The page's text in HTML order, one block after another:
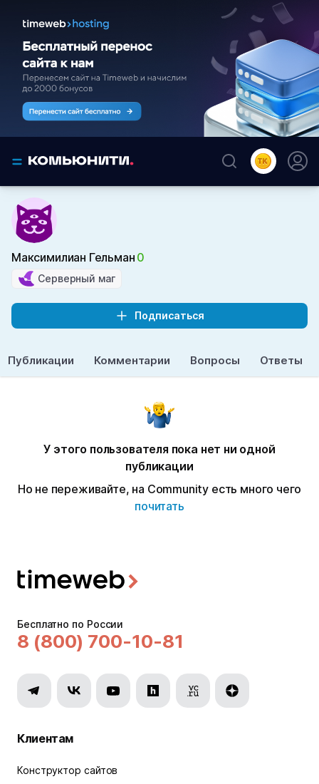
Максимилиан Гельман 0
Серверный маг
Подписаться
Публикации Комментарии Вопросы Ответы
У этого пользователя пока нет ни одной
публикации
Но не переживайте, на Community есть много чего
почитать
Бесплатно по России
8 (800) 700-10-81
Клиентам
Конструктор сайтов